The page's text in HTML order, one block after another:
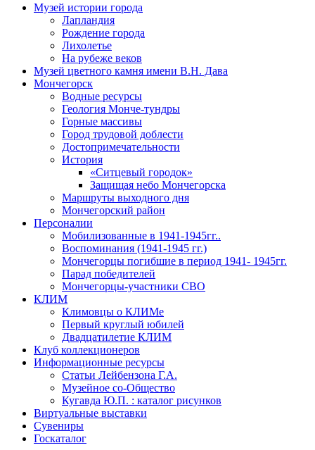
Музей истории города
Лапландия
Рождение города
Лихолетье
На рубеже веков
Музей цветного камня имени В.Н. Дава
Мончегорск
Водные ресурсы
Геология Монче-тундры
Горные массивы
Город трудовой доблести
Достопримечательности
История
«Ситцевый городок»
Защищая небо Мончегорска
Маршруты выходного дня
Мончегорский район
Персоналии
Мобилизованные в 1941-1945гг..
Воспоминания (1941-1945 гг.)
Мончегорцы погибшие в период 1941- 1945гг.
Парад победителей
Мончегорцы-участники СВО
КЛИМ
Климовцы о КЛИМе
Первый круглый юбилей
Двадцатилетие КЛИМ
Клуб коллекционеров
Информационные ресурсы
Статьи Лейбензона Г.А.
Музейное со-Общество
Кугавда Ю.П. : каталог рисунков
Виртуальные выставки
Сувениры
Госкаталог